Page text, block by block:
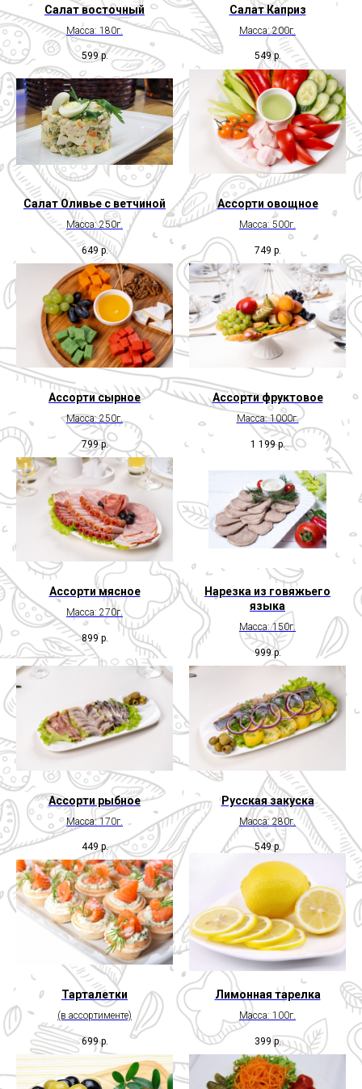
Салат восточный
Масса: 180г.
599 р.
Салат Каприз
Масса: 200г.
549 р.
Салат Оливье с ветчиной
Масса: 250г.
649 р.
Ассорти овощное
Масса: 500г.
749 р.
Ассорти сырное
Масса: 250г.
799 р.
Ассорти фруктовое
Масса: 1000г.
1 199 р.
Ассорти мясное
Масса: 270г.
899 р.
Нарезка из говяжьего
языка
Масса: 150г.
999 р.
Ассорти рыбное
Масса: 170г.
449 р.
Русская закуска
Масса: 280г.
549 р.
Тарталетки
(в ассортименте)
699 р.
Лимонная тарелка
Масса: 100г.
399 р.